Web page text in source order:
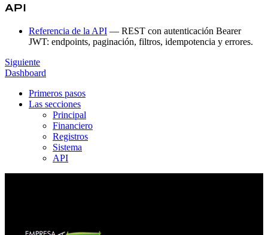
API
Referencia de la API — REST con autenticación Bearer
JWT: endpoints, paginación, filtros, idempotencia y errores.
Siguiente
Dashboard
Primeros pasos
Las secciones
Principal
Financiero
Registros
Sistema
API